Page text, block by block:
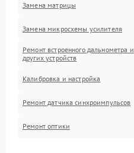
Замена матрицы
Замена микросхемы усилителя
Ремонт встроенного дальнометра и
других устройств
Калибровка и настройка
Ремонт датчика синхроимпульсов
Ремонт оптики